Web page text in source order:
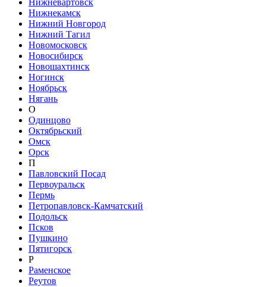
Нижнекамск
Нижний Новгород
Нижний Тагил
Новомосковск
Новосибирск
Новошахтинск
Ногинск
Ноябрьск
Нягань
О
Одинцово
Октябрьский
Омск
Орск
П
Павловский Посад
Первоуральск
Пермь
Петропавловск-Камчатский
Подольск
Псков
Пушкино
Пятигорск
Р
Раменское
Реутов